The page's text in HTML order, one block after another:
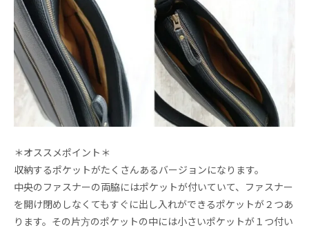
＊オススメポイント＊
収納するポケットがたくさんあるバージョンになります。
中央のファスナーの両脇にはポケットが付いていて、ファスナー
を開け閉めしなくてもすぐに出し入れができるポケットが２つあ
ります。その片方のポケットの中には小さいポケットが１つ付い